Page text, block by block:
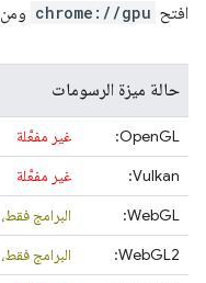
افتح chrome://gpu ومن
حالة ميزة الرسومات
‫OpenGL:
غير مفعَّلة
‫Vulkan:
غير مفعَّلة
WebGL:
البرامج
‫WebGL2:
البرامج